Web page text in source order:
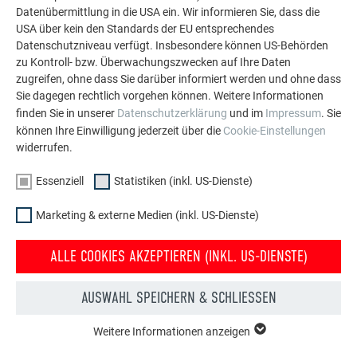
MEHR REFERENZEN ANSEHEN
Datenübermittlung in die USA ein. Wir informieren Sie, dass die
USA über kein den Standards der EU entsprechendes
Datenschutzniveau verfügt. Insbesondere können US-Behörden
zu Kontroll- bzw. Überwachungszwecken auf Ihre Daten
zugreifen, ohne dass Sie darüber informiert werden und ohne dass
Sie dagegen rechtlich vorgehen können. Weitere Informationen
finden Sie in unserer Datenschutzerklärung und im Impressum. Sie
können Ihre Einwilligung jederzeit über die Cookie-Einstellungen
widerrufen.
Essenziell Statistiken (inkl. US-Dienste)
Marketing & externe Medien (inkl. US-Dienste)
ALLE COOKIES AKZEPTIEREN (INKL. US-DIENSTE)
AUSWAHL SPEICHERN & SCHLIESSEN
Weitere Informationen anzeigen